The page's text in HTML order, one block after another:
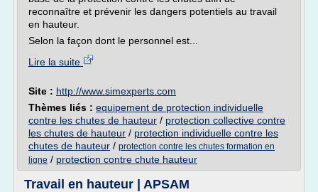
reconnaître et prévenir les dangers potentiels au travail
en hauteur.
Selon la façon dont le personnel est...
Lire la suite
Site : http://www.simexperts.com
Thèmes liés : equipement de protection individuelle
contre les chutes de hauteur / protection collective contre
les chutes de hauteur / protection individuelle contre les
chutes de hauteur / protection contre les chutes formation en
ligne / protection contre chute hauteur
Travail en hauteur | APSAM